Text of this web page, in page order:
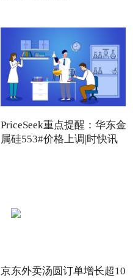
PriceSeek重点提醒：华东金
属硅553#价格上调|时快讯
京东外卖汤圆订单增长超10